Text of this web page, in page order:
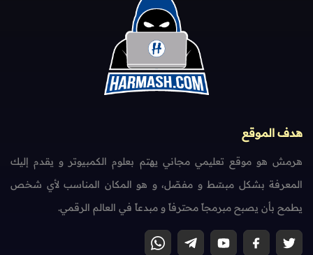
هدف الموقع
هرمش هو موقع تعليمي مجاني يهتم بعلوم الكمبيوتر و يقدم إليك
المعرفة بشكل مبسّط و مفصّل، و هو المكان المناسب لأي شخص
يطمح بأن يصبح مبرمجاً محترفاً و مبدعاً في العالم الرقمي.